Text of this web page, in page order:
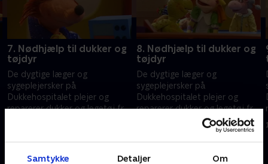
Samtykke Detaljer Om
7. Nødhjælp til dukker og
tøjdyr
De dygtige læger og
sygeplejersker på
Dukkehospitalet plejer og
reparerer dukker og legetøj fra
8. Nødhjælp til dukker og
tøjdyr
De dygtige læger og
sygeplejersker på
Dukkehospitalet plejer og
reparerer dukker og legetøj fra
hele verden og har masser af
18. oktober 1999 • 14 min
Andre så også